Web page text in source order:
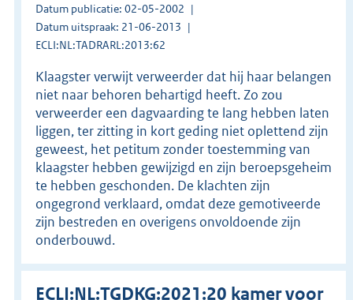
Datum publicatie: 02-05-2002
Datum uitspraak: 21-06-2013
ECLI:NL:TADRARL:2013:62
Klaagster verwijt verweerder dat hij haar belangen
niet naar behoren behartigd heeft. Zo zou
verweerder een dagvaarding te lang hebben laten
liggen, ter zitting in kort geding niet oplettend zijn
geweest, het petitum zonder toestemming van
klaagster hebben gewijzigd en zijn beroepsgeheim
te hebben geschonden. De klachten zijn
ongegrond verklaard, omdat deze gemotiveerde
zijn bestreden en overigens onvoldoende zijn
onderbouwd.
ECLI:NL:TGDKG:2021:20 kamer voor